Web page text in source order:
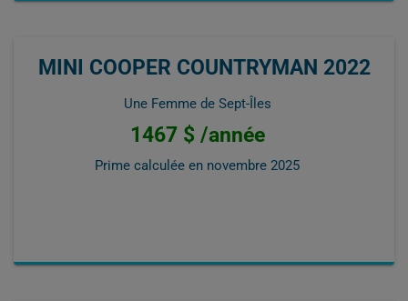
MINI COOPER COUNTRYMAN 2022
Une Femme de Sept-Îles
1467 $ /année
Prime calculée en novembre 2025